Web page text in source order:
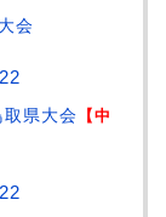
会
県大会 【中